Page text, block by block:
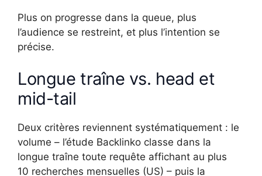
Plus on progresse dans la queue, plus
l’audience se restreint, et plus l’intention se
précise.
Longue traîne vs. head et
mid-tail
Deux critères reviennent systématiquement : le
volume – l’étude Backlinko classe dans la
longue traîne toute requête affichant au plus
10 recherches mensuelles (US) – puis la